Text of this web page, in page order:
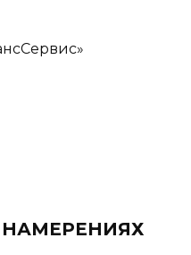
«ТрансСервис»